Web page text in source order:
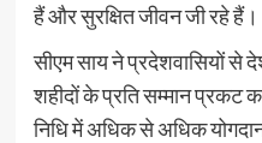
हैं और सुरक्षित जीवन जी रहे हैं।
सीएम साय ने प्रदेशवासियों से
शहीदों के प्रति सम्मान प्रकट
निधि में अधिक से अधिक